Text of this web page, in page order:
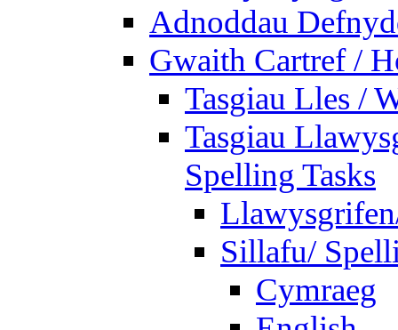
Adnoddau
Gwaith Cartref /
Tasgiau Lles /
Tasgiau
Spelling Tasks
Sillafu/
Cymraeg